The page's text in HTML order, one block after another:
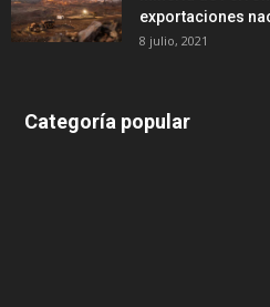
exportaciones
8 julio, 2021
Categoría popular